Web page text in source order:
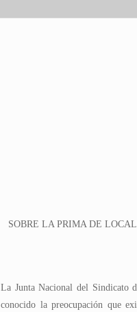
SOBRE LA PRIMA DE
La Junta Nacional del Sindicato
conocido la preocupación que